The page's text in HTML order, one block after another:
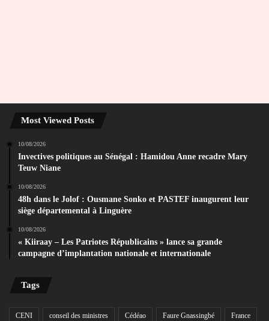
Most Viewed Posts
10/08/2026
Invectives politiques au Sénégal : Hamidou Anne recadre Mary
Teuw Niane
10/08/2026
48h dans le Jolof : Ousmane Sonko et PASTEF inaugurent leur
siège départemental à Linguère
10/08/2026
« Kiiraay – Les Patriotes Républicains » lance sa grande
campagne d’implantation nationale et internationale
Tags
CENI conseil des ministres Cédéao Faure Gnassingbé France